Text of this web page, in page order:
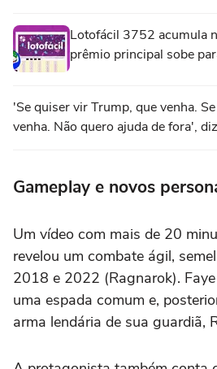
Lotofácil 3752 acumula
prêmio principal sobe
'Se quiser vir Trump, que venha.
venha. Não quero ajuda de fora',
Gameplay e novos
Um vídeo com mais de 20
revelou um combate ágil,
2018 e 2022 (Ragnarok).
uma espada comum e,
arma lendária de sua guardiã,